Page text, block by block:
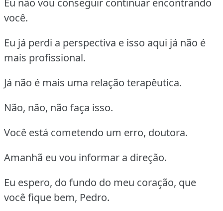
você.
Eu já perdi a perspectiva e isso aqui já não é
mais profissional.
Já não é mais uma relação terapêutica.
Não, não, não faça isso.
Você está cometendo um erro, doutora.
Amanhã eu vou informar a direção.
Eu espero, do fundo do meu coração, que
você fique bem, Pedro.